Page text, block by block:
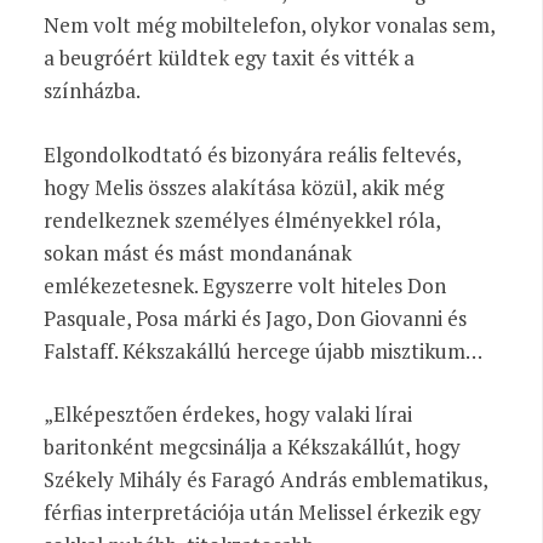
Nem volt még mobiltelefon, olykor vonalas sem,
a beugróért küldtek egy taxit és vitték a
színházba.
Elgondolkodtató és bizonyára reális feltevés,
hogy Melis összes alakítása közül, akik még
rendelkeznek személyes élményekkel róla,
sokan mást és mást mondanának
emlékezetesnek. Egyszerre volt hiteles Don
Pasquale, Posa márki és Jago, Don Giovanni és
Falstaff. Kékszakállú hercege újabb misztikum…
„Elképesztően érdekes, hogy valaki lírai
baritonként megcsinálja a Kékszakállút, hogy
Székely Mihály és Faragó András emblematikus,
férfias interpretációja után Melissel érkezik egy